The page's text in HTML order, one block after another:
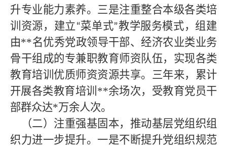
升专业能力素养。三是注重整合本级各类培
训资源，建立“菜单式”教学服务模式，组建
由**名优秀党政领导干部、经济农业类业务
骨干组成的专兼职教育师资队伍，实现各类
教育培训优质师资资源共享。三年来，累计
开展各类教育培训 **余场次，受教育党员干
部群众达*万余人次。
（二）注重强基固本，推动基层党组织组
织力进一步提升。一是不断提升党组织规范